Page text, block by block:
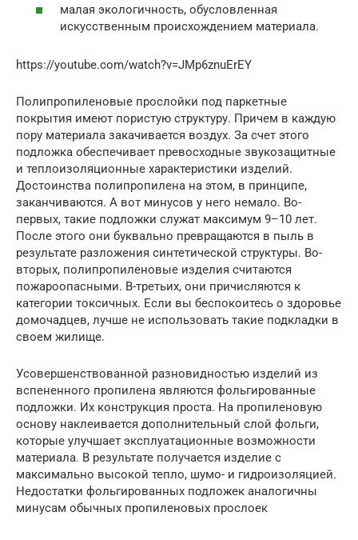
малая экологичность, обусловленная
искусственным происхождением материала.
https://youtube.com/watch?v=JMp6znuErEY
Полипропиленовые прослойки под паркетные
покрытия имеют пористую структуру. Причем в каждую
пору материала закачивается воздух. За счет этого
подложка обеспечивает превосходные звукозащитные
и теплоизоляционные характеристики изделий.
Достоинства полипропилена на этом, в принципе,
заканчиваются. А вот минусов у него немало. Во-
первых, такие подложки служат максимум 9–10 лет.
После этого они буквально превращаются в пыль в
результате разложения синтетической структуры. Во-
вторых, полипропиленовые изделия считаются
пожароопасными. В-третьих, они причисляются к
категории токсичных. Если вы беспокоитесь о здоровье
домочадцев, лучше не использовать такие подкладки в
своем жилище.
Усовершенствованной разновидностью изделий из
вспененного пропилена являются фольгированные
подложки. Их конструкция проста. На пропиленовую
основу наклеивается дополнительный слой фольги,
которые улучшает эксплуатационные возможности
материала. В результате получается изделие с
максимально высокой тепло, шумо- и гидроизоляцией.
Недостатки фольгированных подложек аналогичны
минусам обычных пропиленовых прослоек